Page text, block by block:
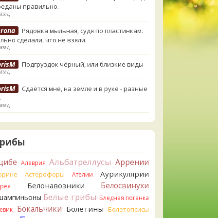
правильно.
Рядовка мыльная, судя по пластинкам.
сделали, что не взяли.
Подгруздок чёрный, или близкие виды
Сдаётся мне, на земле и в руке - разные
Вони не было, но вода и гриб при варке
желтеть. Выкинул. Большое спасибо.
Да. Но они не все безоговорочно
В следующий раз вырвите его
Алеврия Альбатреллусы Аррении
Астерофоры Ателии Аурикулярии
Белонавозники Белосвинухи
Белые грибы Бледная поганка
Бокальчики Болетины Болетопсисы